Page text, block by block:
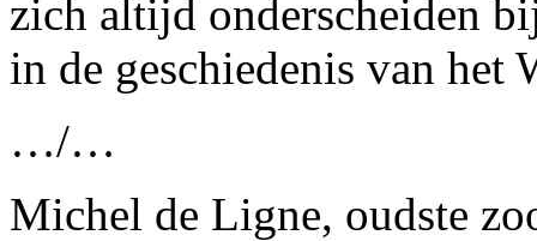
zich altijd onderscheiden
in de geschiedenis van het
…/…
Michel de Ligne, oudste